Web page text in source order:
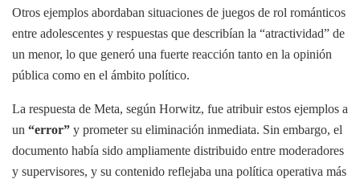
Otros ejemplos abordaban situaciones de juegos de rol románticos
entre adolescentes y respuestas que describían la “atractividad” de
un menor, lo que generó una fuerte reacción tanto en la opinión
pública como en el ámbito político.
La respuesta de Meta, según Horwitz, fue atribuir estos ejemplos a
un “error” y prometer su eliminación inmediata. Sin embargo, el
documento había sido ampliamente distribuido entre moderadores
y supervisores, y su contenido reflejaba una política operativa más